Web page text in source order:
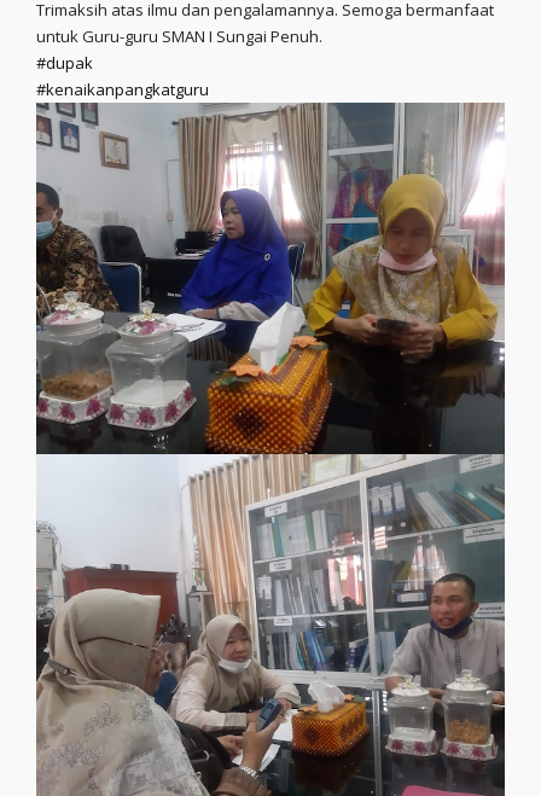
Trimaksih atas ilmu dan pengalamannya. Semoga bermanfaat
untuk Guru-guru SMAN I Sungai Penuh.
#dupak
#kenaikanpangkatguru